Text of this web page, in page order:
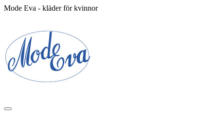
Mode Eva - kläder för kvinnor